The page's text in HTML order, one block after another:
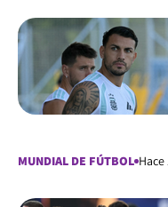
MUNDIAL DE FÚTBOL Hace